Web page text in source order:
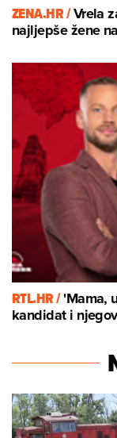
ZENA.HR /Vrela
najljepše žene
RTL.HR /'Mama,
kandidat i